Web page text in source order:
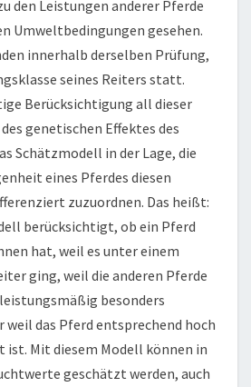
den Leistungen anderer Pferde
Umweltbedingungen gesehen.
innerhalb derselben Prüfung,
seines Reiters statt.
Berücksichtigung all dieser
genetischen Effektes des
Schätzmodell in der Lage, die
eines Pferdes diesen
zuzuordnen. Das heißt:
berücksichtigt, ob ein Pferd
hat, weil es unter einem
ging, weil die anderen Pferde
besonders
weil das Pferd entsprechend hoch
ist. Mit diesem Modell können in
geschätzt werden, auch